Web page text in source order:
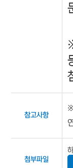
참고사항
첨부파일